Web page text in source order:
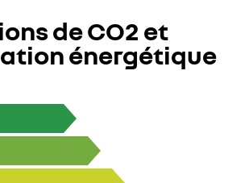
de CO2 et
énergétique